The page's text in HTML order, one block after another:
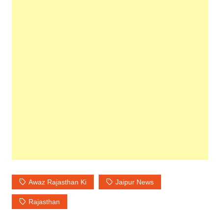
Awaz Rajasthan Ki Jaipur News
Rajasthan